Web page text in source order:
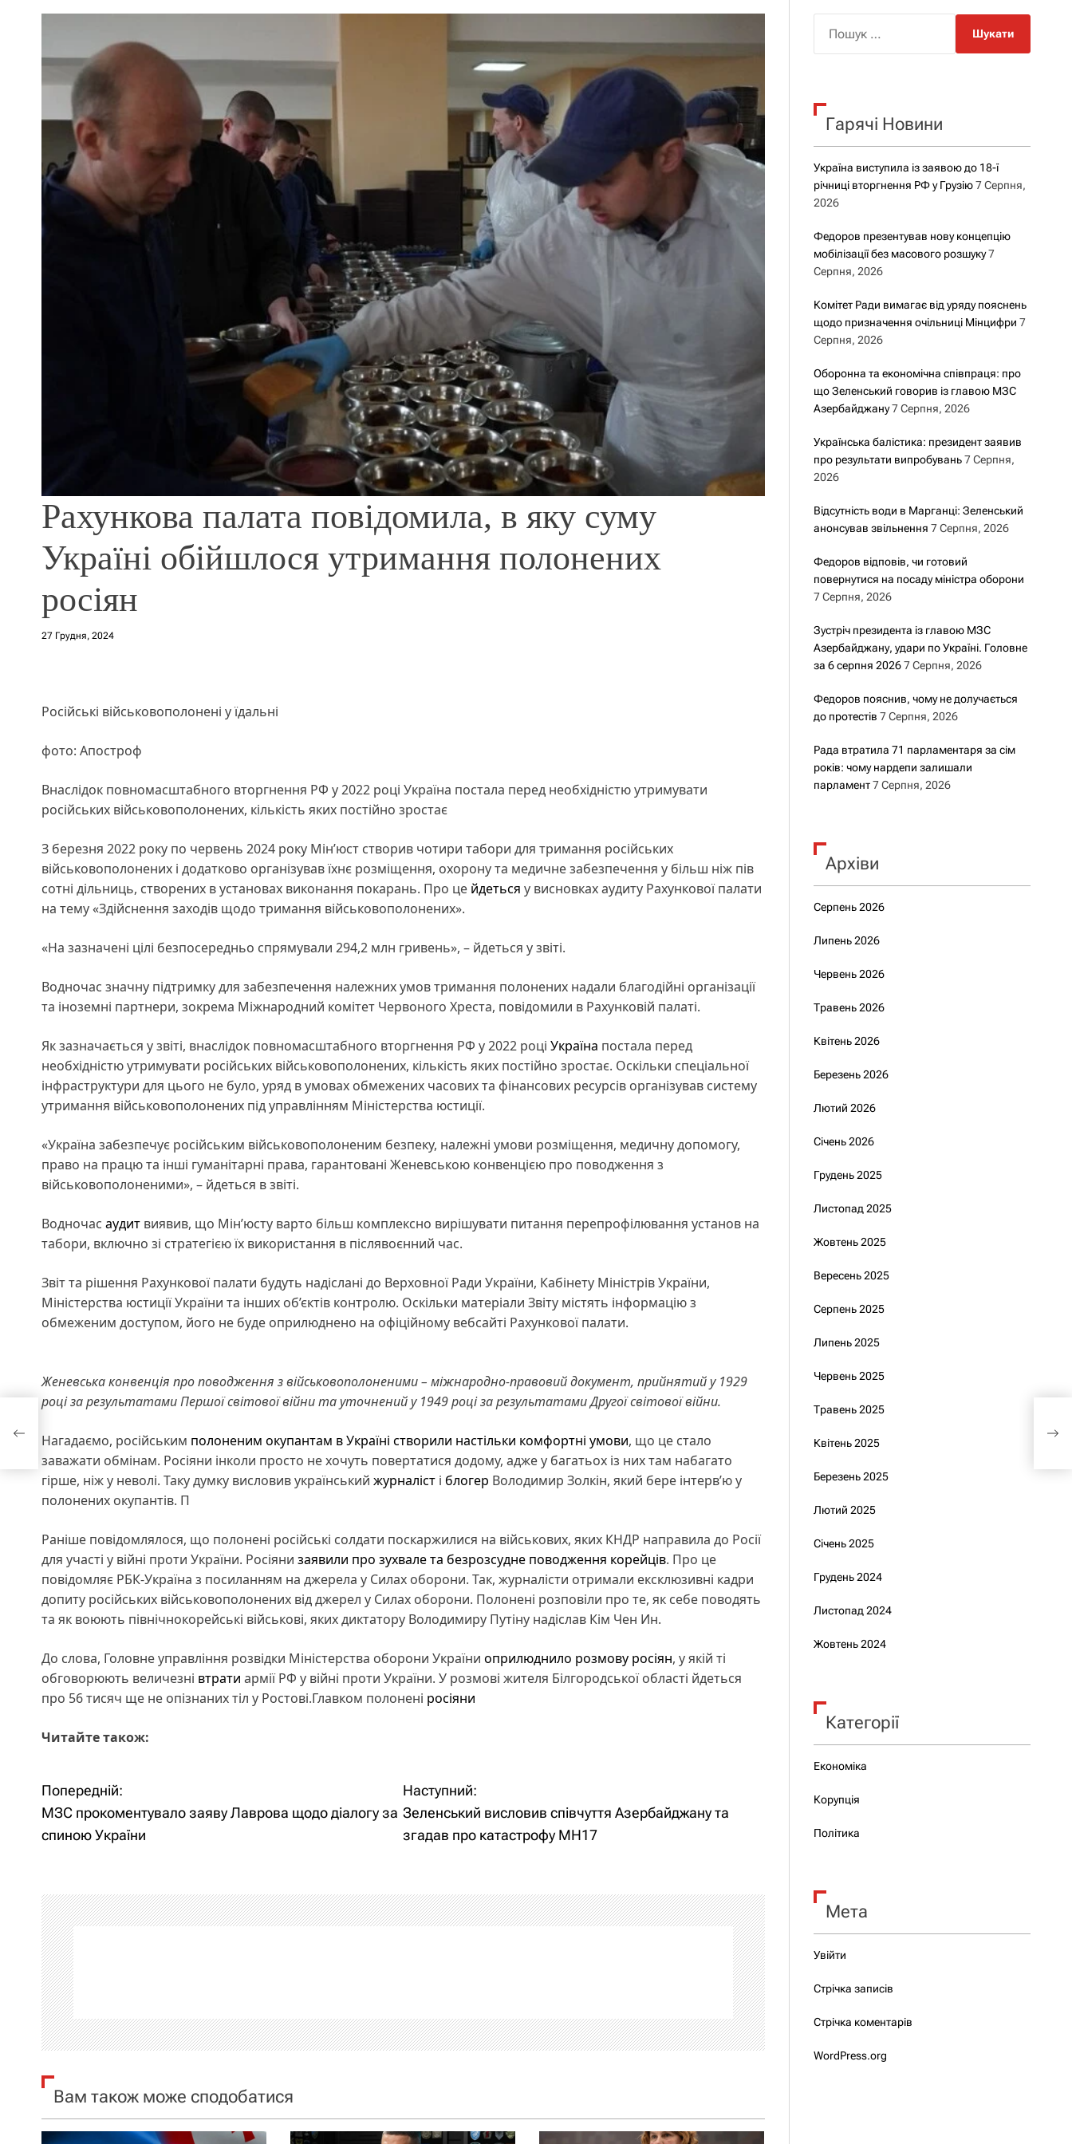
р
о
у
Рахункова палата повідомила, в яку суму
Україні обійшлося утримання полонених
росіян
27 Грудня, 2024
Російські військовополонені у їдальні
фото: Апостроф
Внаслідок повномасштабного вторгнення РФ у 2022 році Україна постала перед необхідністю утримувати
російських військовополонених, кількість яких постійно зростає
З березня 2022 року по червень 2024 року Мін’юст створив чотири табори для тримання російських
військовополонених і додатково організував їхнє розміщення, охорону та медичне забезпечення у більш ніж пів
сотні дільниць, створених в установах виконання покарань. Про це йдеться у висновках аудиту Рахункової палати
на тему «Здійснення заходів щодо тримання військовополонених».
«На зазначені цілі безпосередньо спрямували 294,2 млн гривень», – йдеться у звіті.
Водночас значну підтримку для забезпечення належних умов тримання полонених надали благодійні організації
та іноземні партнери, зокрема Міжнародний комітет Червоного Хреста, повідомили в Рахунковій палаті.
Як зазначається у звіті, внаслідок повномасштабного вторгнення РФ у 2022 році Україна постала перед
необхідністю утримувати російських військовополонених, кількість яких постійно зростає. Оскільки спеціальної
інфраструктури для цього не було, уряд в умовах обмежених часових та фінансових ресурсів організував систему
утримання військовополонених під управлінням Міністерства юстиції.
«Україна забезпечує російським військовополоненим безпеку, належні умови розміщення, медичну допомогу,
право на працю та інші гуманітарні права, гарантовані Женевською конвенцією про поводження з
військовополоненими», – йдеться в звіті.
Водночас аудит виявив, що Мін’юсту варто більш комплексно вирішувати питання перепрофілювання установ на
табори, включно зі стратегією їх використання в післявоєнний час.
Звіт та рішення Рахункової палати будуть надіслані до Верховної Ради України, Кабінету Міністрів України,
Міністерства юстиції України та інших об’єктів контролю. Оскільки матеріали Звіту містять інформацію з
обмеженим доступом, його не буде оприлюднено на офіційному вебсайті Рахункової палати.
Женевська конвенція про поводження з військовополоненими – міжнародно-правовий документ, прийнятий у 1929
році за результатами Першої світової війни та уточнений у 1949 році за результатами Другої світової війни.
Нагадаємо, російським полоненим окупантам в Україні створили настільки комфортні умови, що це стало
заважати обмінам. Росіяни інколи просто не хочуть повертатися додому, адже у багатьох із них там набагато
гірше, ніж у неволі. Таку думку висловив український журналіст і блогер Володимир Золкін, який бере інтерв’ю у
полонених окупантів. П
Раніше повідомлялося, що полонені російські солдати поскаржилися на військових, яких КНДР направила до Росії
для участі у війні проти України. Росіяни заявили про зухвале та безрозсудне поводження корейців. Про це
повідомляє РБК-Україна з посиланням на джерела у Силах оборони. Так, журналісти отримали ексклюзивні кадри
допиту російських військовополонених від джерел у Силах оборони. Полонені розповіли про те, як себе поводять
та як воюють північнокорейські військові, яких диктатору Володимиру Путіну надіслав Кім Чен Ин.
До слова, Головне управління розвідки Міністерства оборони України оприлюднило розмову росіян, у якій ті
обговорюють величезні втрати армії РФ у війні проти України. У розмові жителя Білгородської області йдеться
про 56 тисяч ще не опізнаних тіл у Ростові.Главком полонені росіяни
Читайте також:
Н
а
і
г
а
ц
і
я
а
Попередній:
МЗС прокоментувало заяву Лаврова щодо діалогу за
спиною України
Наступний:
Зеленський висловив співчуття Азербайджану та
згадав про катастрофу MH17
Вам також може сподобатися
к
Гарячі Новини
Україна виступила із заявою до 18-ї
річниці вторгнення РФ у Грузію 7 Серпня,
2026
Федоров презентував нову концепцію
мобілізації без масового розшуку 7
Серпня, 2026
Комітет Ради вимагає від уряду пояснень
щодо призначення очільниці Мінцифри 7
Серпня, 2026
Оборонна та економічна співпраця: про
що Зеленський говорив із главою МЗС
Азербайджану 7 Серпня, 2026
Українська балістика: президент заявив
про результати випробувань 7 Серпня,
2026
Відсутність води в Марганці: Зеленський
анонсував звільнення 7 Серпня, 2026
Федоров відповів, чи готовий
повернутися на посаду міністра оборони
7 Серпня, 2026
Зустріч президента із главою МЗС
Азербайджану, удари по Україні. Головне
за 6 серпня 2026 7 Серпня, 2026
Федоров пояснив, чому не долучається
до протестів 7 Серпня, 2026
Рада втратила 71 парламентаря за сім
років: чому нардепи залишали
парламент 7 Серпня, 2026
Архіви
Серпень 2026
Липень 2026
Червень 2026
Травень 2026
Квітень 2026
Березень 2026
Лютий 2026
Січень 2026
Грудень 2025
Листопад 2025
Жовтень 2025
Вересень 2025
Серпень 2025
Липень 2025
Червень 2025
Травень 2025
Квітень 2025
Березень 2025
Лютий 2025
Січень 2025
Грудень 2024
Листопад 2024
Жовтень 2024
Категорії
Економіка
Корупція
Політика
Мета
Увійти
Стрічка записів
Стрічка коментарів
WordPress.org